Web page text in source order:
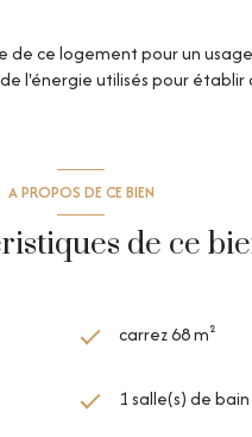
ce logement pour un
l'énergie utilisés pour
A PROPOS DE CE BIEN
de ce
carrez 68 m²
1 salle(s) de bain